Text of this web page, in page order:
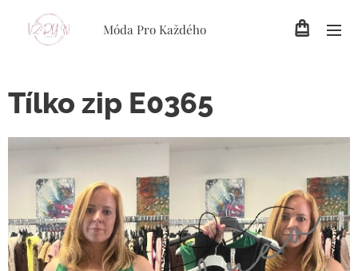
Móda Pro Každého
Tílko zip E0365